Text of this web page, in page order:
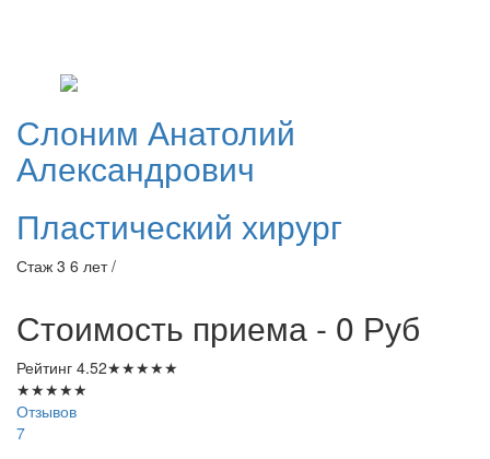
Слоним Анатолий
Александрович
Пластический хирург
Стаж 3 6 лет /
Стоимость приема - 0 Руб
Рейтинг 4.52★★★★★
★★★★★
Отзывов
7